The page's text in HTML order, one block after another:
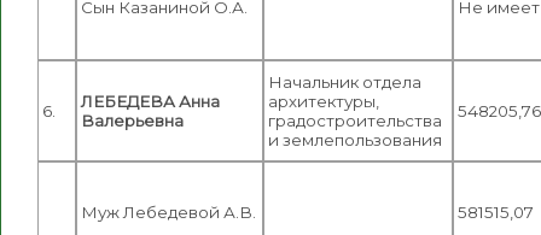
Сын Казаниной О.А. Не имеет
6.
ЛЕБЕДЕВА Анна
Валерьевна
Начальник отдела
архитектуры,
градостроительства
и землепользования
548205,76
Муж Лебедевой А.В. 581515,07